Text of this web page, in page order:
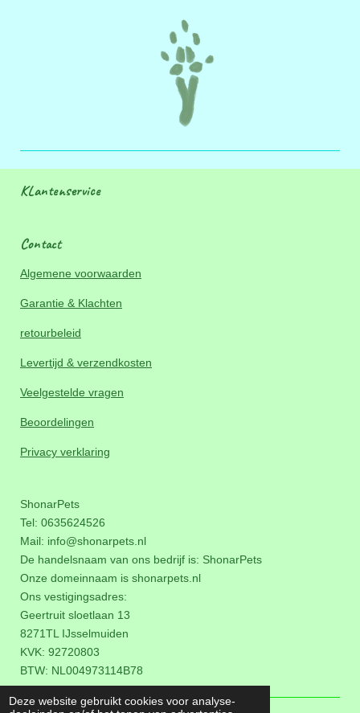
Deze website gebruikt cookies voor analyse-
KLantenservice
Contact
Algemene voorwaarden
Garantie & Klachten
retourbeleid
Levertijd & verzendkosten
Veelgestelde vragen
Beoordelingen
Privacy verklaring
ShonarPets
Tel: 0635624526
Mail: info@shonarpets.nl
De handelsnaam van ons bedrijf is: ShonarPets
Onze domeinnaam is shonarpets.nl
Ons vestigingsadres:
Geertruit sloetlaan 13
8271TL IJsselmuiden
KVK: 92720803
BTW: NL004973114B78